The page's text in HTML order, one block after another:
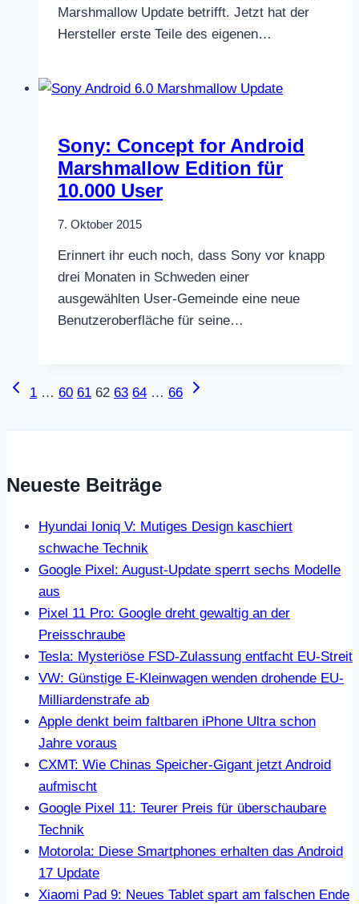
Marshmallow Update betrifft. Jetzt hat der
Hersteller erste Teile des eigenen…
Sony: Concept for Android
Marshmallow Edition für
10.000 User
7. Oktober 2015
Erinnert ihr euch noch, dass Sony vor knapp
drei Monaten in Schweden einer
ausgewählten User-Gemeinde eine neue
Benutzeroberfläche für seine…
Seitennavigation
Vorherige
1 … 60 61 62 63 64 … 66
Nächste
Neueste Beiträge
Hyundai Ioniq V: Mutiges Design kaschiert
schwache Technik
Google Pixel: August-Update sperrt sechs Modelle
aus
Pixel 11 Pro: Google dreht gewaltig an der
Preisschraube
Tesla: Mysteriöse FSD-Zulassung entfacht EU-Streit
VW: Günstige E-Kleinwagen wenden drohende EU-
Milliardenstrafe ab
Apple denkt beim faltbaren iPhone Ultra schon
Jahre voraus
CXMT: Wie Chinas Speicher-Gigant jetzt Android
aufmischt
Google Pixel 11: Teurer Preis für überschaubare
Technik
Motorola: Diese Smartphones erhalten das Android
17 Update
Xiaomi Pad 9: Neues Tablet spart am falschen Ende